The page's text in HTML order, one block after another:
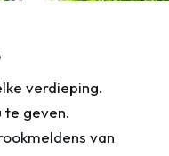
verdieping.
te geven.
van